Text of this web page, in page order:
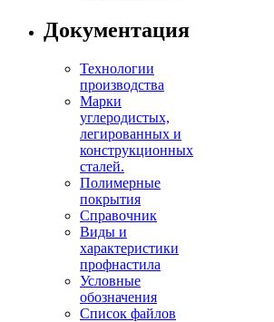
Документация
Технологии
производства
Марки
углеродистых,
легированных и
конструкционных
сталей.
Полимерные
покрытия
Справочник
Виды и
характеристики
профнастила
Условные
обозначения
Список файлов